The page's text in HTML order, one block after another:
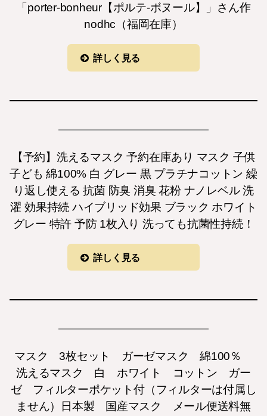
「porter-bonheur【ポルテ-ボヌール】」さん作
nodhc（福岡在庫）
詳しく見る
【予約】洗えるマスク 予約在庫あり マスク 子供
子ども 綿100% 白 グレー 黒 プラチナコットン 繰
り返し使える 抗菌 防臭 消臭 花粉 ナノレベル 洗
濯 効果持続 ハイブリッド効果 ブラック ホワイト
グレー 特許 予防 1枚入り 洗っても抗菌性持続！
詳しく見る
マスク 3枚セット ガーゼマスク 綿100％
洗えるマスク 白 ホワイト コットン ガー
ゼ フィルターポケット付（フィルターは付属し
ません）日本製 国産マスク メール便送料無